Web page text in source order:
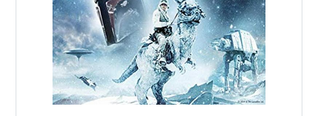
API 日本語ガイド
http://developer.iknow.co.jp/docs/API
2008年10月15日 技術会社やフリーの開発者に対して
「iKnow! API」の提供を開始